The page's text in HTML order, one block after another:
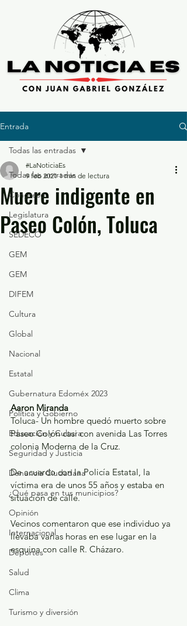
Entrada
Todas las entradas
Congreso
Legislatura
SEDECO
GEM
GEM
DIFEM
Cultura
Global
Nacional
Estatal
Gubernatura Edoméx 2023
Política y Gobierno
Educación y Cultura
Seguridad y Justicia
Denuncia Ciudadana
¿Qué pasa en tus municipios?
Opinión
Internacional
Deportes
Salud
Clima
Turismo y diversión
Todas las entradas
Muere indigente en
Paseo Colón, Toluca
#LaNoticiaEs
9 feb 2021 1 min de lectura
Aaron Miranda
Toluca- Un hombre quedó muerto sobre
Paseo Colón casi con avenida Las Torres
colonia Moderna de la Cruz.
De acuerdo con la Policía Estatal, la
víctima era de unos 55 años y estaba en
situación de calle.
Vecinos comentaron que ese individuo ya
llevaba varias horas en ese lugar en la
esquina con calle R. Cházaro.